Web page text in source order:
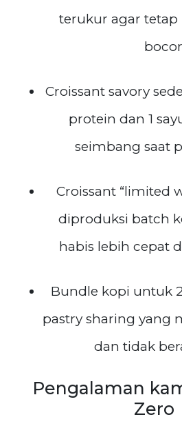
terukur agar tetap
Croissant savory
protein dan 1
seimbang saat
Croissant “limited
diproduksi batch
habis lebih cepat
Bundle kopi untuk
pastry sharing yang
dan tidak
Pengalaman
Zero